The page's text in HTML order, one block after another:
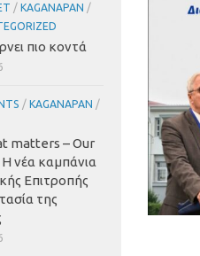
/ KAGANAPAN /
πιο κοντά
/ KAGANAPAN /
matters – Our
Η νέα καμπάνια
Επιτροπής
της